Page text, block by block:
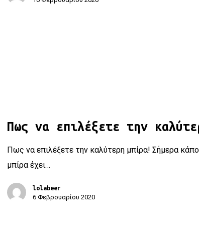
Πως να επιλέξετε την
Πως να επιλέξετε την καλύτερη μπίρα! Σήμερα
μπίρα έχει…
lolabeer
6 Φεβρουαρίου 2020